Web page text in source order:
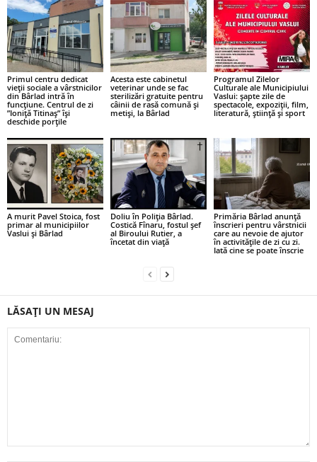
Primul centru dedicat
vieții sociale a vârstnicilor
din Bârlad intră în
funcțiune. Centrul de zi
”Ioniță Titinaș” își
deschide porțile
Acesta este cabinetul
veterinar unde se fac
sterilizări gratuite pentru
câinii de rasă comună și
metiși, la Bârlad
Programul Zilelor
Culturale ale Municipiului
Vaslui: șapte zile de
spectacole, expoziții, film,
literatură, știință și sport
A murit Pavel Stoica, fost
primar al municipiilor
Vaslui și Bârlad
Doliu în Poliția Bârlad.
Costică Fînaru, fostul șef
al Biroului Rutier, a
încetat din viață
Primăria Bârlad anunță
înscrieri pentru vârstnicii
care au nevoie de ajutor
în activitățile de zi cu zi.
Iată cine se poate înscrie
LĂSAȚI UN MESAJ